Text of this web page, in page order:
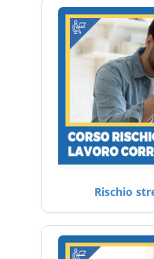
Rischio